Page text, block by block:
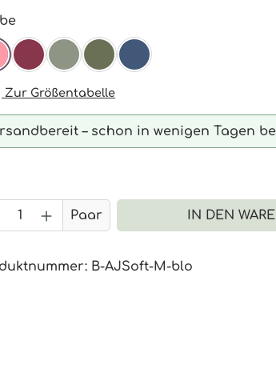
auswählen
BLOSSOMBURGUNDY
AGAVEOLIVE NAVY
Zur Größentabelle
– schon in wenigen Tagen
Anzahl: Gib den
Paar IN DEN
B-AJSoft-M-blo